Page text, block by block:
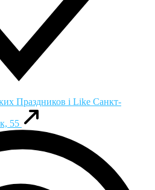
Праздников i Like Санкт-
55